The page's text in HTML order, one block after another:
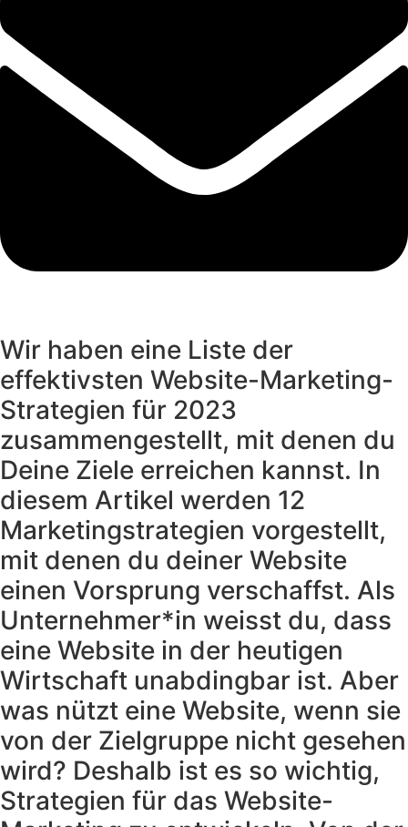
Wir haben eine Liste der
effektivsten Website-Marketing-
Strategien für 2023
zusammengestellt, mit denen du
Deine Ziele erreichen kannst. In
diesem Artikel werden 12
Marketingstrategien vorgestellt,
mit denen du deiner Website
einen Vorsprung verschaffst. Als
Unternehmer*in weisst du, dass
eine Website in der heutigen
Wirtschaft unabdingbar ist. Aber
was nützt eine Website, wenn sie
von der Zielgruppe nicht gesehen
wird? Deshalb ist es so wichtig,
Strategien für das Website-